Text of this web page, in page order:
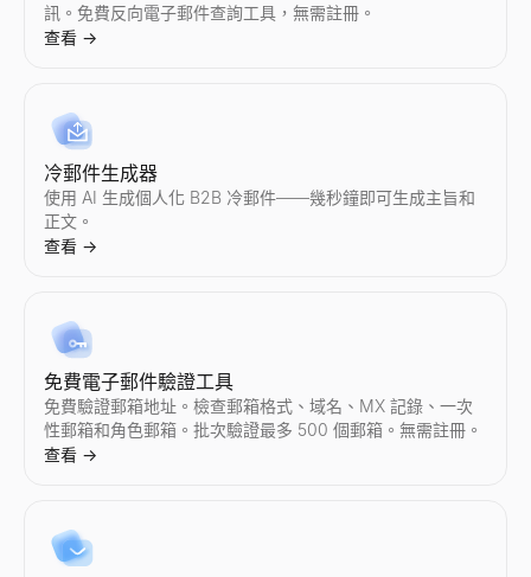
即時計算任意 Instagram 賬號的互動率。免費獲取平均點贊數、
查看→
Instagram 報價計算器
估算 Instagram 網紅每條贊助帖子的定價。分析互動率、受眾質
即時計算任意 TikTok 賬號的互動率。免費獲取平均點贊數、播放
查看→
尋找 TikTok 創作者
按國家和領域發現 TikTok 網紅。按行業、地區和互動資料篩選
即時計算任意 YouTube 頻道的互動率。免費獲取平均點贊數、播
查看→
尋找 YouTube 創作者
按國家和領域發現 YouTube 網紅。按行業、地區和互動資料篩
檢視任意 Twitter/X 賬號的實時粉絲數和檔案統計。檢視粉絲、關
查看→
Twitter/X 審計
即時審計任意 Twitter/X 賬號。獲取互動率、平均點贊數、轉發數
免費的 LinkedIn 文字格式化工具。一鍵為 LinkedIn 貼文、標題
查看→
LinkedIn 摘要產生器
免費 AI LinkedIn 摘要產生器。輸入您的職位和技能，幾秒鐘內
訊。免費反向電子郵件查詢工具，無需註冊。
查看 →
冷郵件生成器
使用 AI 生成個人化 B2B 冷郵件——幾秒鐘即可生成主旨和
正文。
查看 →
免費電子郵件驗證工具
免費驗證郵箱地址。檢查郵箱格式、域名、MX 記錄、一次
性郵箱和角色郵箱。批次驗證最多 500 個郵箱。無需註冊。
查看 →